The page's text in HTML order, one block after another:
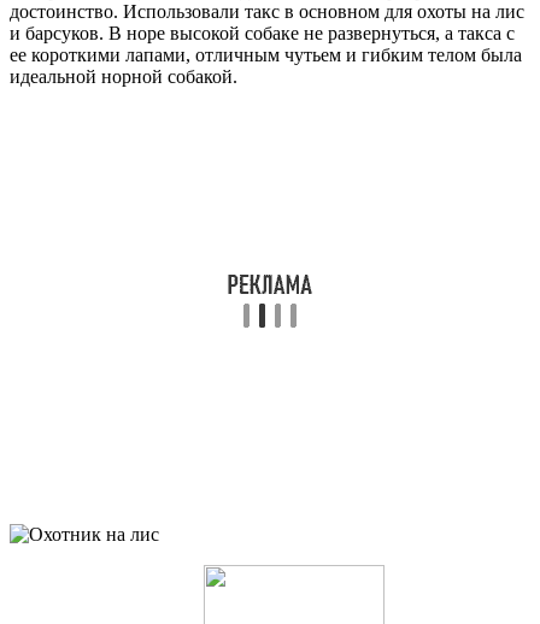
достоинство. Использовали такс в основном для охоты на лис
и барсуков. В норе высокой собаке не развернуться, а такса с
ее короткими лапами, отличным чутьем и гибким телом была
идеальной норной собакой.